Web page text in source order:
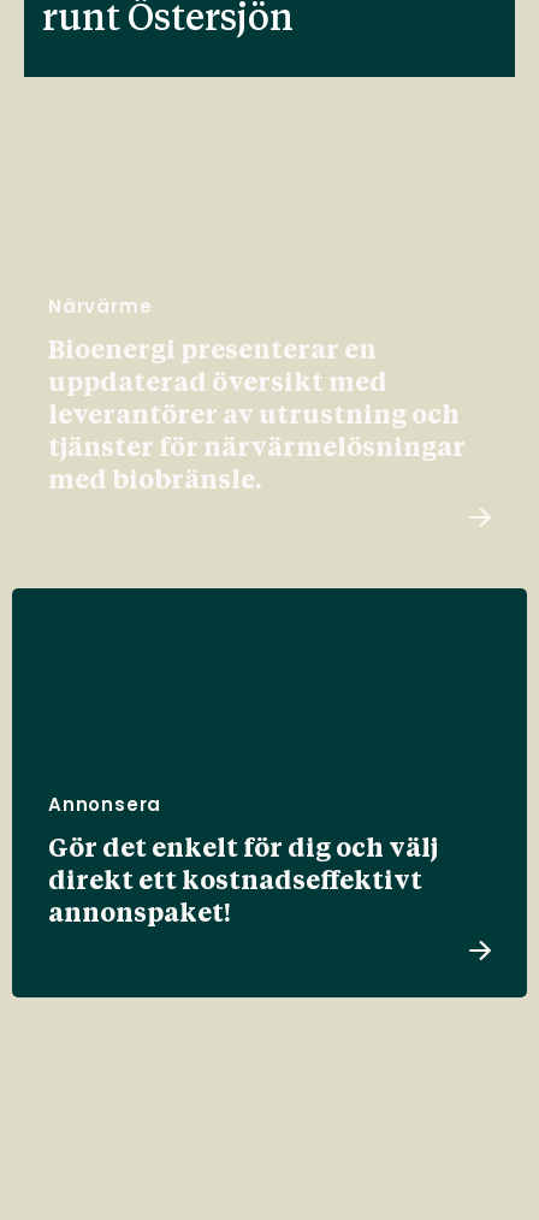
runt Östersjön
Närvärme
Bioenergi presenterar en
uppdaterad översikt med
leverantörer av utrustning och
tjänster för närvärmelösningar
med biobränsle.
Annonsera
Gör det enkelt för dig och välj
direkt ett kostnadseffektivt
annonspaket!